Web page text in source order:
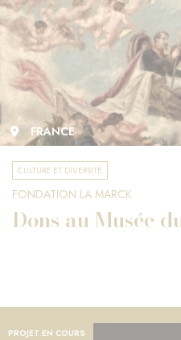
FRANCE
CULTURE ET DIVERSITÉ
FONDATION LA MARCK
Dons au Musée
PROJET EN COURS